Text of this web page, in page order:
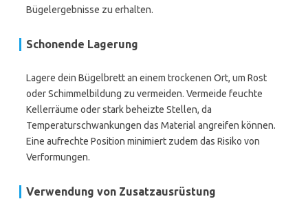
Bügelergebnisse zu erhalten.
Schonende Lagerung
Lagere dein Bügelbrett an einem trockenen Ort, um Rost
oder Schimmelbildung zu vermeiden. Vermeide feuchte
Kellerräume oder stark beheizte Stellen, da
Temperaturschwankungen das Material angreifen können.
Eine aufrechte Position minimiert zudem das Risiko von
Verformungen.
Verwendung von Zusatzausrüstung